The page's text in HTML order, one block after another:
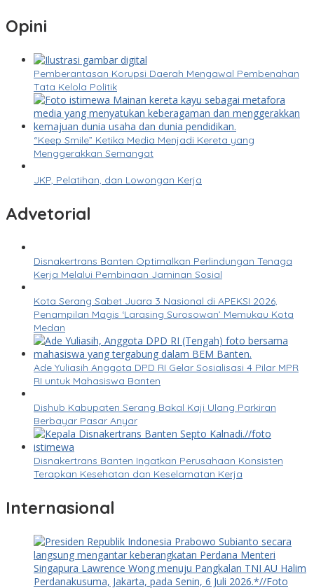
Opini
Pemberantasan Korupsi Daerah Mengawal Pembenahan
Tata Kelola Politik
“Keep Smile” Ketika Media Menjadi Kereta yang
Menggerakkan Semangat
JKP, Pelatihan, dan Lowongan Kerja
Advetorial
Disnakertrans Banten Optimalkan Perlindungan Tenaga
Kerja Melalui Pembinaan Jaminan Sosial
Kota Serang Sabet Juara 3 Nasional di APEKSI 2026,
Penampilan Magis ‘Larasing Surosowan’ Memukau Kota
Medan
Ade Yuliasih Anggota DPD RI Gelar Sosialisasi 4 Pilar MPR
RI untuk Mahasiswa Banten
Dishub Kabupaten Serang Bakal Kaji Ulang Parkiran
Berbayar Pasar Anyar
Disnakertrans Banten Ingatkan Perusahaan Konsisten
Terapkan Kesehatan dan Keselamatan Kerja
Internasional